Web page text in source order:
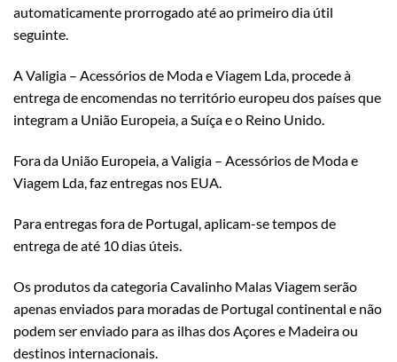
automaticamente prorrogado até ao primeiro dia útil
seguinte.
A Valigia – Acessórios de Moda e Viagem Lda, procede à
entrega de encomendas no território europeu dos países que
integram a União Europeia, a Suíça e o Reino Unido.
Fora da União Europeia, a Valigia – Acessórios de Moda e
Viagem Lda, faz entregas nos EUA.
Para entregas fora de Portugal, aplicam-se tempos de
entrega de até 10 dias úteis.
Os produtos da categoria Cavalinho Malas Viagem serão
apenas enviados para moradas de Portugal continental e não
podem ser enviado para as ilhas dos Açores e Madeira ou
destinos internacionais.